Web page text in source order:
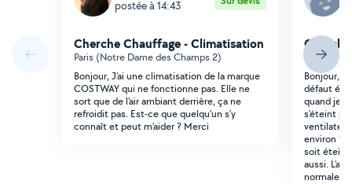
postée à 14:43
Cherche Chauffage - Climatisation
Paris (Notre Dame des Champs 2)
Bonjour, J'ai une climatisation de la marque
COSTWAY qui ne fonctionne pas. Elle ne
sort que de l'air ambiant derrière, ça ne
refroidit pas. Est-ce que quelqu'un s'y
connaît et peut m'aider ? Merci
Paris (Les
Bonjour,
défaut
quand je
s'éteint
environ 10
soit
aussi.